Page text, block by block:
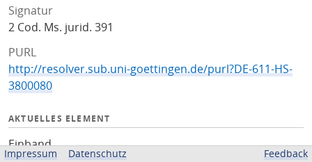
Signatur
2 Cod. Ms. jurid. 391
PURL
http://resolver.sub.uni-goettingen.de/purl?DE-611-HS-
3800080
AKTUELLES ELEMENT
Einband
Impressum Datenschutz Feedback